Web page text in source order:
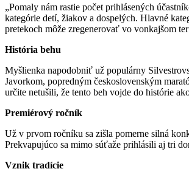
„Pomaly nám rastie počet prihlásených
kategórie detí, žiakov a dospelých. Hlavné
pretekoch môže zregenerovať vo vonkajšom
História behu
Myšlienka napodobniť už populárny
Javorkom, popredným československým
určite netušili, že tento beh vojde do histórie
Premiérový ročník
Už v prvom ročníku sa zišla pomerne silná
Prekvapujúco sa mimo súťaže prihlásili aj tri
Vznik tradície